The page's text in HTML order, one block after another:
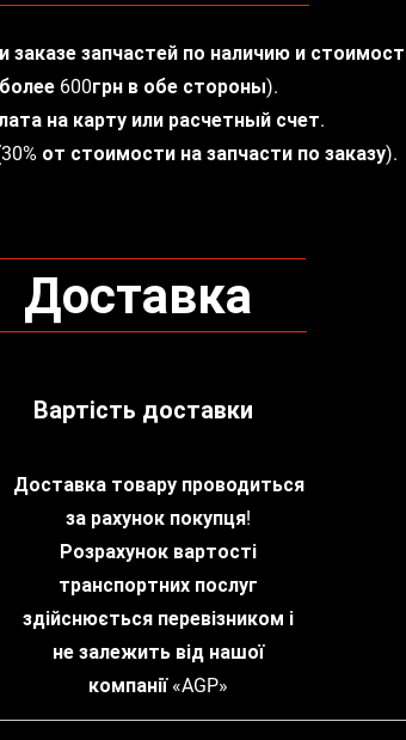
заказе запчастей по наличию и
более 600грн в обе стороны).
на карту или расчетный счет.
от стоимости на запчасти по заказу).
Доставка
Вартість доставки
Доставка товару проводиться
за рахунок покупця!
Розрахунок вартості
транспортних послуг
здійснюється перевізником і
не залежить від нашої
компанії «AGP»